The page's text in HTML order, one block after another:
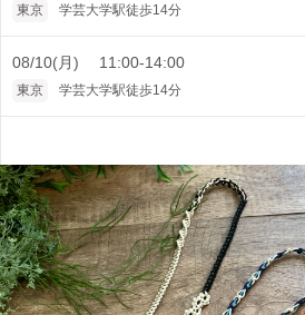
東京 学芸大学駅徒歩14分
08/10(月) 11:00-14:00
東京 学芸大学駅徒歩14分